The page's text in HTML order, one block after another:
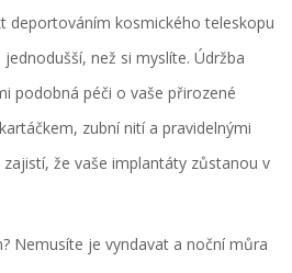
deportováním kosmického teleskopu
než si myslíte. Údržba
podobná péči o vaše přirozené
zubní nití a pravidelnými
že vaše implantáty zůstanou v
Nemusíte je vyndavat a noční můra